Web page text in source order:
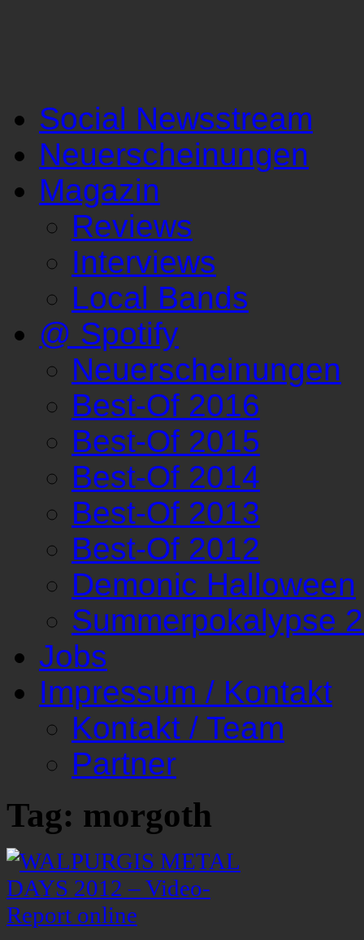
Social Newsstream
Neuerscheinungen
Magazin
Reviews
Interviews
Local Bands
@ Spotify
Neuerscheinungen
Best-Of 2016
Best-Of 2015
Best-Of 2014
Best-Of 2013
Best-Of 2012
Demonic Halloween
Summerpokalypse
Jobs
Impressum / Kontakt
Kontakt / Team
Partner
Tag: morgoth